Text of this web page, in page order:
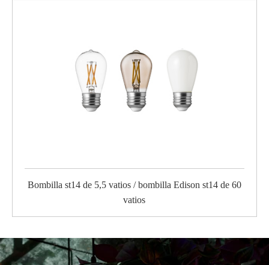
Bombilla st14 de 5,5 vatios / bombilla Edison st14 de 60
vatios